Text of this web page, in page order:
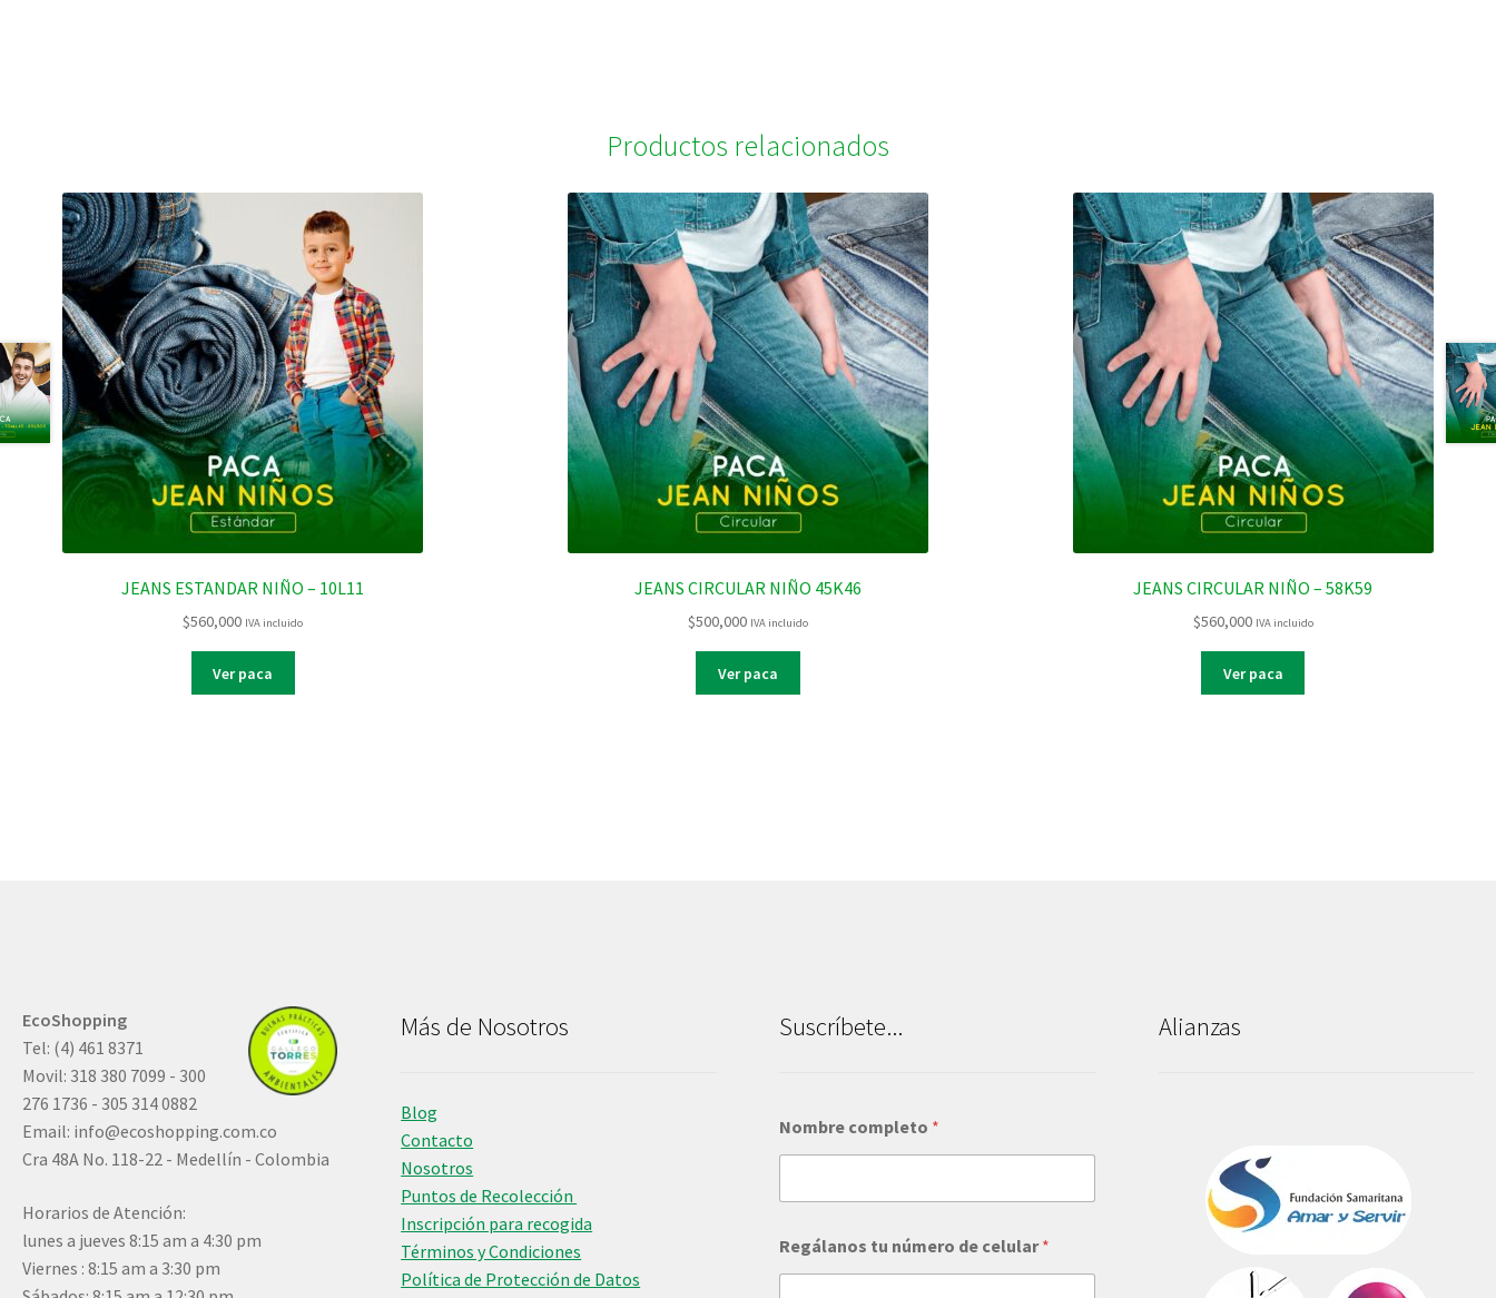
Productos relacionados
JEANS ESTANDAR NIÑO – 10L11
$560,000 IVA incluido
Ver paca
JEANS CIRCULAR NIÑO 45K46
$500,000 IVA incluido
Ver paca
JEANS CIRCULAR NIÑO – 58K59
$560,000 IVA incluido
Ver paca
EcoShopping
Tel: (4) 461 8371
Movil: 318 380 7099 - 300
276 1736 - 305 314 0882
Email: info@ecoshopping.com.co
Cra 48A No. 118-22 - Medellín - Colombia
Horarios de Atención:
lunes a jueves 8:15 am a 4:30 pm
Viernes : 8:15 am a 3:30 pm
Más de Nosotros
Blog
Contacto
Nosotros
Puntos de Recolección
Inscripción para recogida
Términos y Condiciones
Política de Protección de Datos
Suscríbete...
Nombre completo *
Regálanos tu número de celular*
Alianzas